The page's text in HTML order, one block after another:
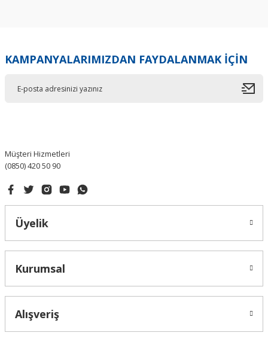
Ürün resmi kalitesiz, bozuk veya görüntülenemiyor.
KAMPANYALARIMIZDAN FAYDALANMAK İÇİN
Müşteri Hizmetleri
(0850) 420 50 90
Üyelik
Kurumsal
Alışveriş